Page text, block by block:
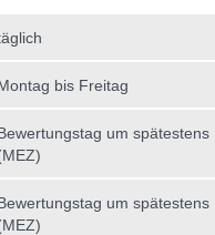
bis Freitag
um spätestens
um spätestens